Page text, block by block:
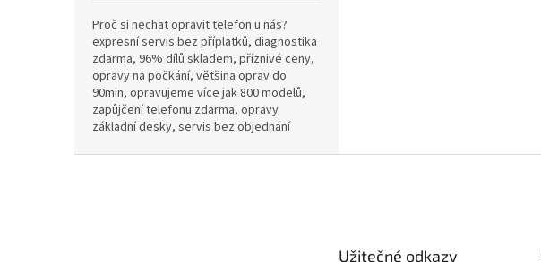
Proč si nechat opravit telefon u nás?
expresní servis bez příplatků, diagnostika
zdarma, 96% dílů skladem, příznivé ceny,
opravy na počkání, většina oprav do
90min, opravujeme více jak 800 modelů,
zapůjčení telefonu zdarma, opravy
základní desky, servis bez objednání
Užitečné odkazy